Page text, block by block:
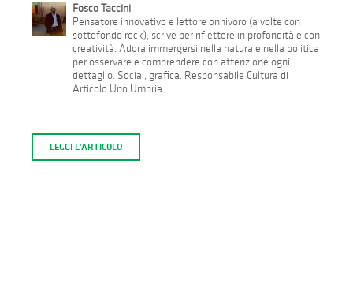
Fosco Taccini
Pensatore innovativo e lettore onnivoro (a volte con
sottofondo rock), scrive per riflettere in profondità e con
creatività. Adora immergersi nella natura e nella politica
per osservare e comprendere con attenzione ogni
dettaglio. Social, grafica. Responsabile Cultura di
Articolo Uno Umbria.
LEGGI L'ARTICOLO